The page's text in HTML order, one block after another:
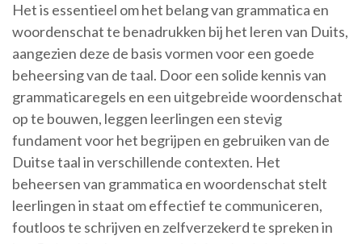
Het is essentieel om het belang van grammatica en
woordenschat te benadrukken bij het leren van Duits,
aangezien deze de basis vormen voor een goede
beheersing van de taal. Door een solide kennis van
grammaticaregels en een uitgebreide woordenschat
op te bouwen, leggen leerlingen een stevig
fundament voor het begrijpen en gebruiken van de
Duitse taal in verschillende contexten. Het
beheersen van grammatica en woordenschat stelt
leerlingen in staat om effectief te communiceren,
foutloos te schrijven en zelfverzekerd te spreken in